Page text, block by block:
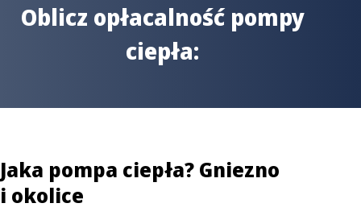
Oblicz opłacalność pompy
ciepła:
Jaka pompa ciepła? Gniezno
i okolice